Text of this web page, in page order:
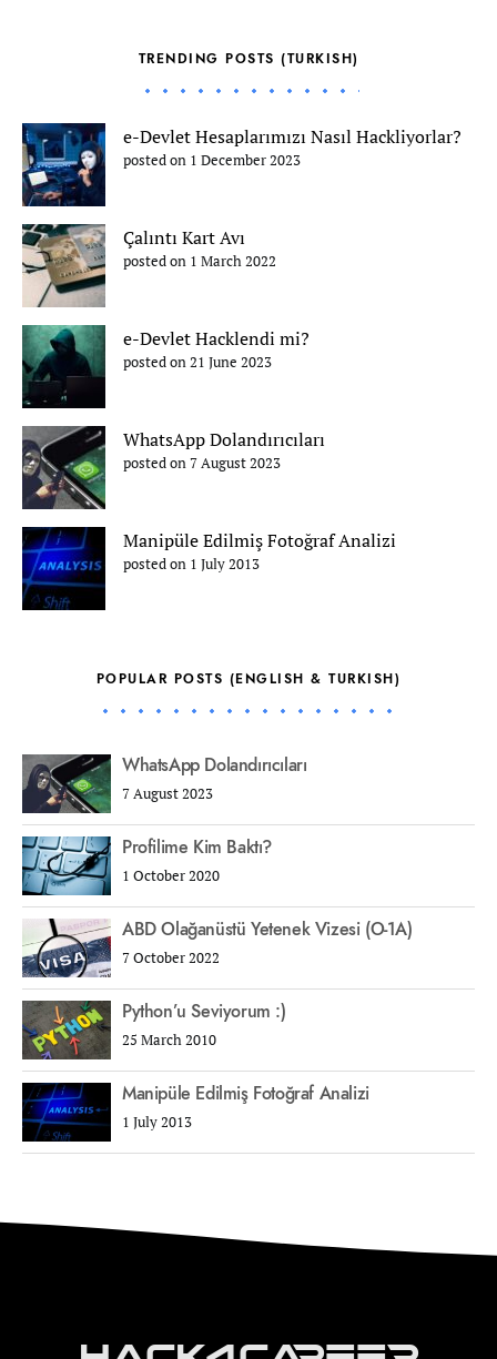
TRENDING POSTS (TURKISH)
e-Devlet Hesaplarımızı Nasıl Hackliyorlar?
posted on 1 December 2023
Çalıntı Kart Avı
posted on 1 March 2022
e-Devlet Hacklendi mi?
posted on 21 June 2023
WhatsApp Dolandırıcıları
posted on 7 August 2023
Manipüle Edilmiş Fotoğraf Analizi
posted on 1 July 2013
POPULAR POSTS (ENGLISH & TURKISH)
WhatsApp Dolandırıcıları
7 August 2023
Profilime Kim Baktı?
1 October 2020
ABD Olağanüstü Yetenek Vizesi (O-1A)
7 October 2022
Python’u Seviyorum :)
25 March 2010
Manipüle Edilmiş Fotoğraf Analizi
1 July 2013